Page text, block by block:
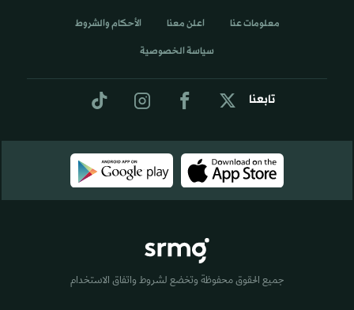
تابعنا
معلومات عنا اعلن معنا الأحكام والشروط
سياسة الخصوصية
جميع الحقوق محفوظة وتخضع لشروط واتفاق الاستخدام